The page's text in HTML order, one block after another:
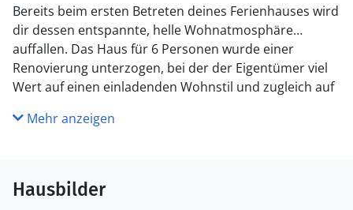
Bereits beim ersten Betreten deines Ferienhauses wird
dir dessen entspannte, helle Wohnatmosphäre
auffallen. Das Haus für 6 Personen wurde einer
Renovierung unterzogen, bei der der Eigentümer viel
Wert auf einen einladenden Wohnstil und zugleich auf
Ferienhausstimmung gelegt hat.
kombinierte Küchen-, Wohn- und Essbereich. Die
offene Küche schließt direkt an den Essplatz, neben
Mehr anzeigen
Hausbilder